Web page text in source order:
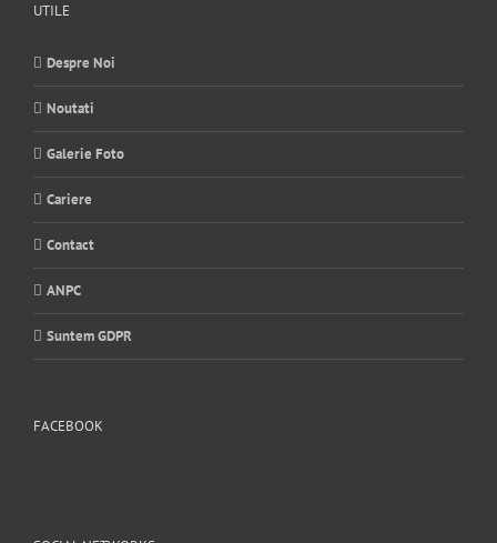
UTILE
Despre Noi
Noutati
Galerie Foto
Cariere
Contact
ANPC
Suntem GDPR
FACEBOOK